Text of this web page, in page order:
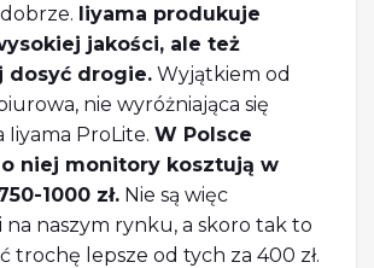
Iiyama produkuje
jakości, ale też
dosyć drogie. Wyjątkiem od
nie wyróżniająca się
Iiyama ProLite. W Polsce
niej monitory kosztują w
1000 zł. Nie są więc
na naszym rynku, a skoro tak to
trochę lepsze od tych za 400 zł.